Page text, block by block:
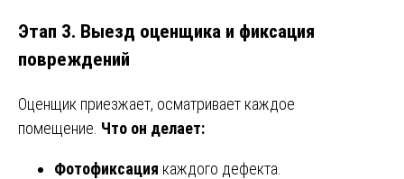
Этап 3. Выезд оценщика и фиксация
повреждений
Оценщик приезжает, осматривает каждое
помещение. Что он делает:
Фотофиксация каждого дефекта.